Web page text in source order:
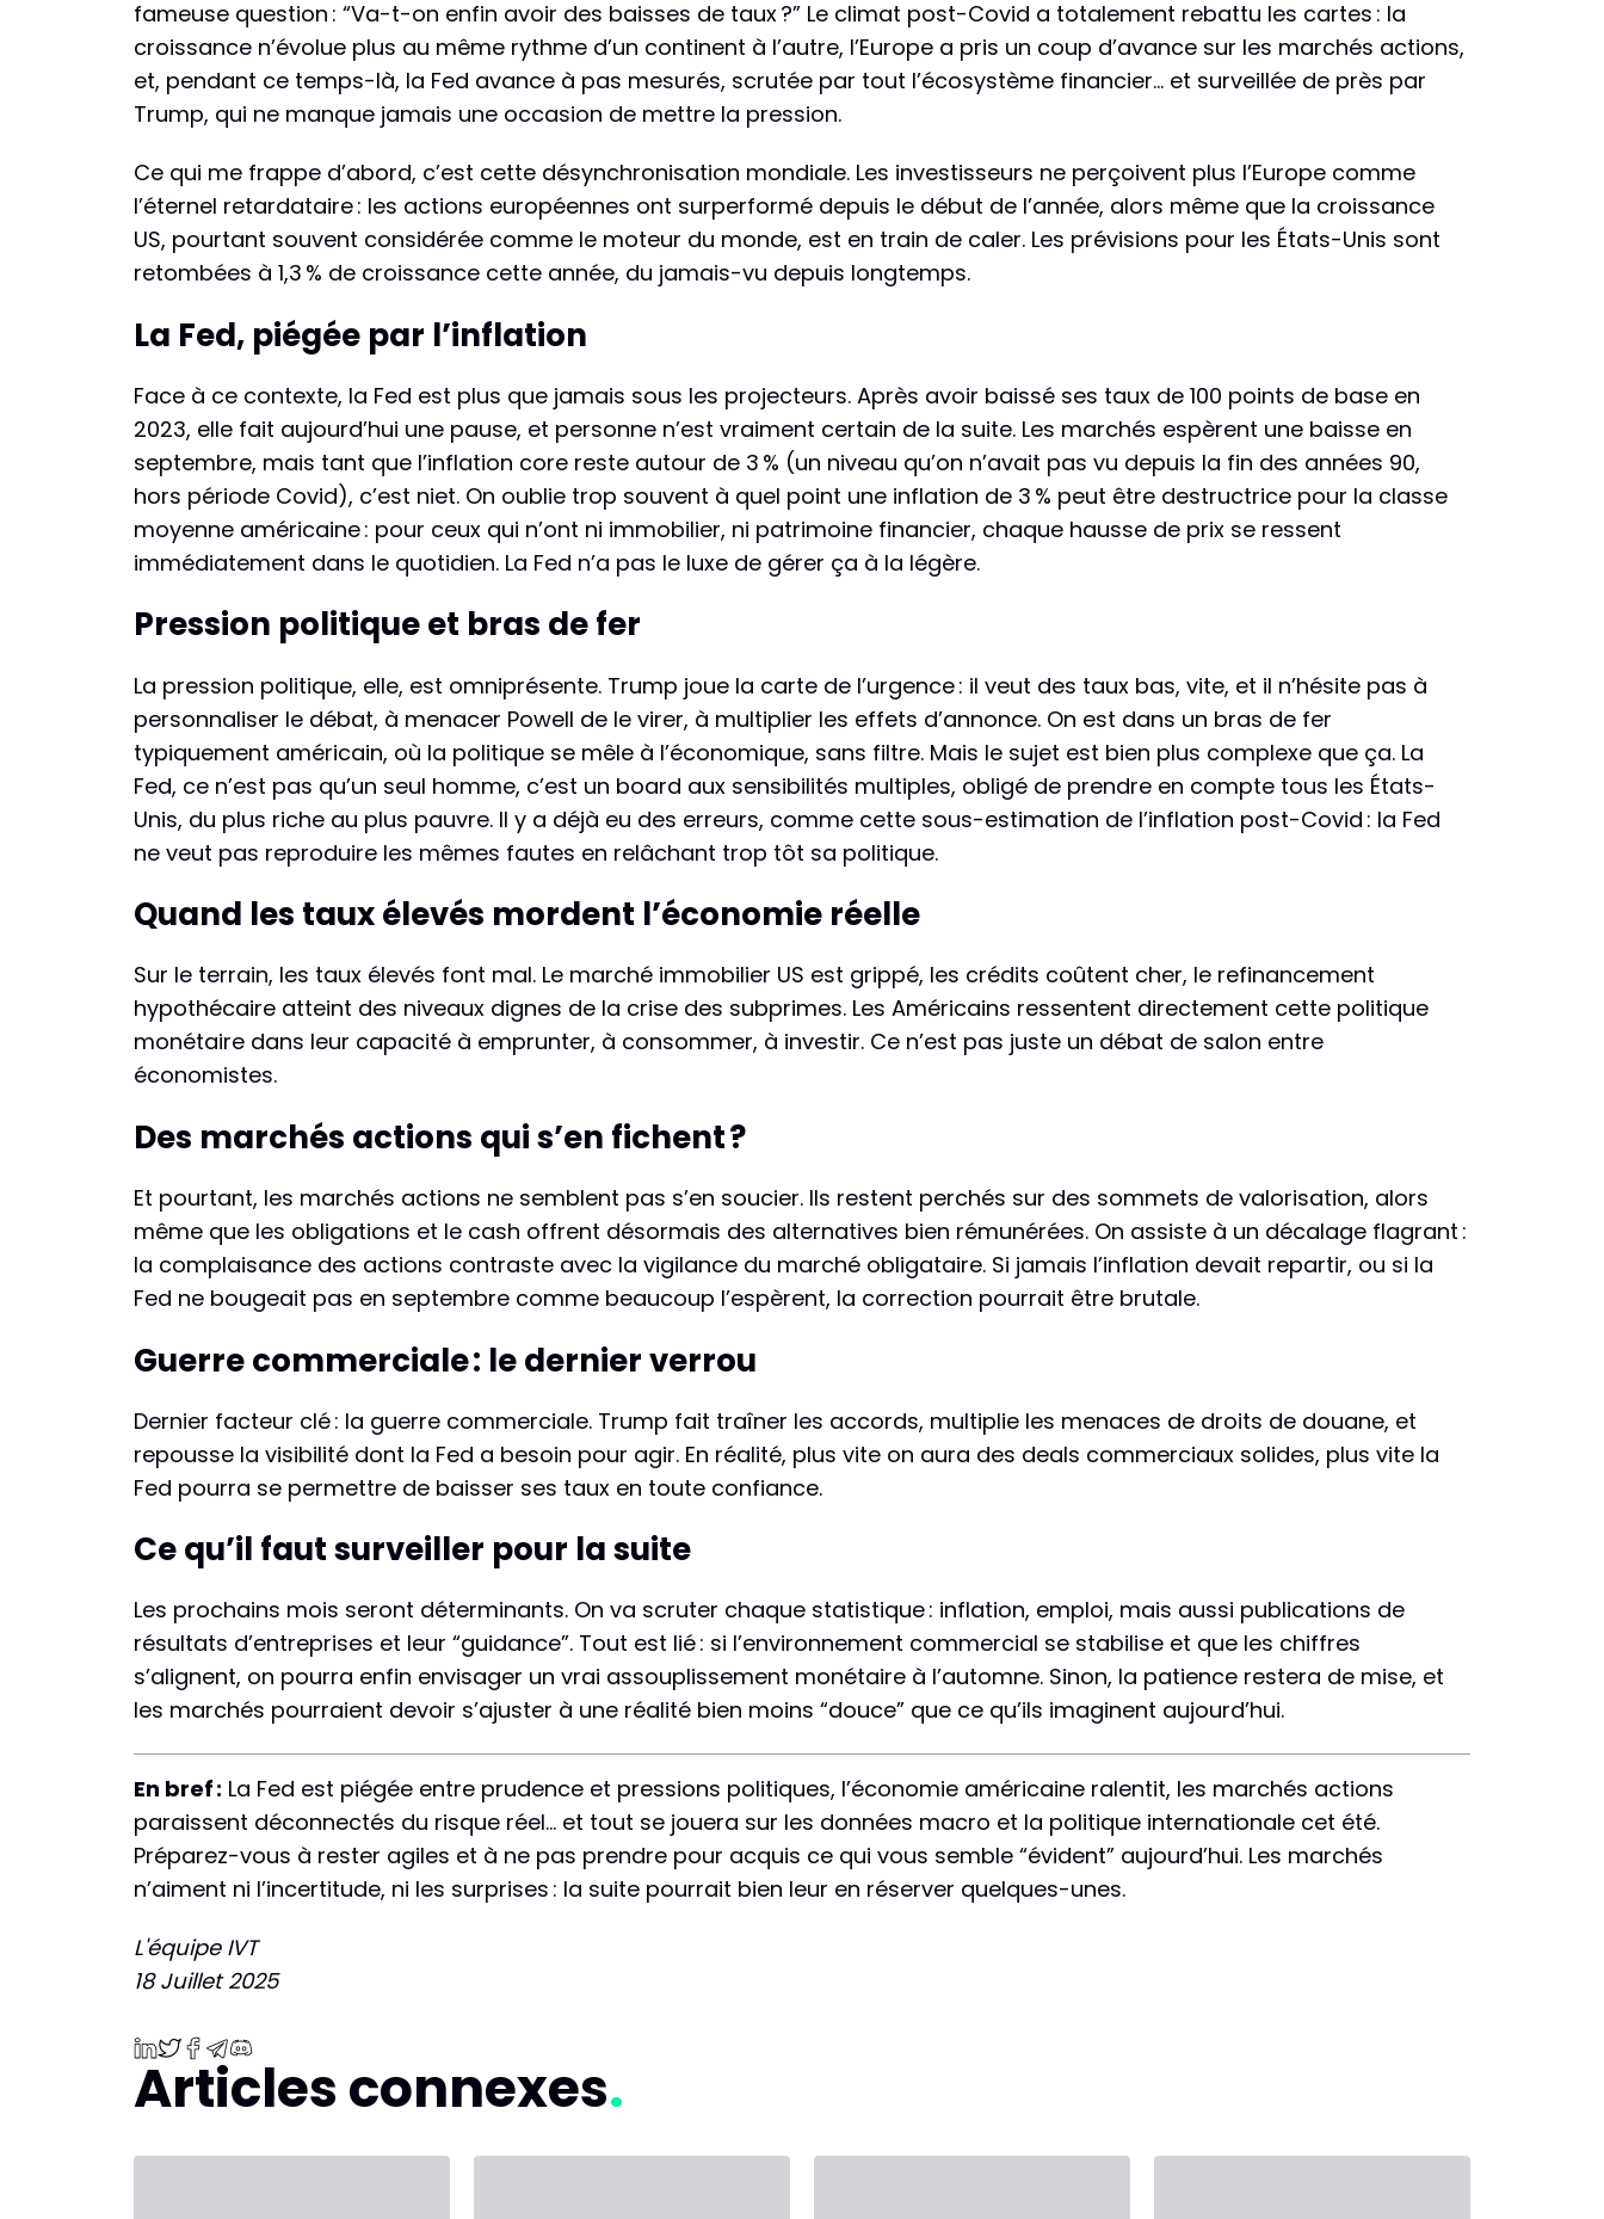
fameuse question : “Va-t-on enfin avoir des baisses de taux ?” Le climat post-Covid a totalement rebattu les cartes : la
croissance n’évolue plus au même rythme d’un continent à l’autre, l’Europe a pris un coup d’avance sur les marchés actions,
et, pendant ce temps-là, la Fed avance à pas mesurés, scrutée par tout l’écosystème financier… et surveillée de près par
Trump, qui ne manque jamais une occasion de mettre la pression.
Ce qui me frappe d’abord, c’est cette désynchronisation mondiale. Les investisseurs ne perçoivent plus l’Europe comme
l’éternel retardataire : les actions européennes ont surperformé depuis le début de l’année, alors même que la croissance
US, pourtant souvent considérée comme le moteur du monde, est en train de caler. Les prévisions pour les États-Unis sont
retombées à 1,3 % de croissance cette année, du jamais-vu depuis longtemps.
La Fed, piégée par l’inflation
Face à ce contexte, la Fed est plus que jamais sous les projecteurs. Après avoir baissé ses taux de 100 points de base en
2023, elle fait aujourd’hui une pause, et personne n’est vraiment certain de la suite. Les marchés espèrent une baisse en
septembre, mais tant que l’inflation core reste autour de 3 % (un niveau qu’on n’avait pas vu depuis la fin des années 90,
hors période Covid), c’est niet. On oublie trop souvent à quel point une inflation de 3 % peut être destructrice pour la classe
moyenne américaine : pour ceux qui n’ont ni immobilier, ni patrimoine financier, chaque hausse de prix se ressent
immédiatement dans le quotidien. La Fed n’a pas le luxe de gérer ça à la légère.
Pression politique et bras de fer
La pression politique, elle, est omniprésente. Trump joue la carte de l’urgence : il veut des taux bas, vite, et il n’hésite pas à
personnaliser le débat, à menacer Powell de le virer, à multiplier les effets d’annonce. On est dans un bras de fer
typiquement américain, où la politique se mêle à l’économique, sans filtre. Mais le sujet est bien plus complexe que ça. La
Fed, ce n’est pas qu’un seul homme, c’est un board aux sensibilités multiples, obligé de prendre en compte tous les États-
Unis, du plus riche au plus pauvre. Il y a déjà eu des erreurs, comme cette sous-estimation de l’inflation post-Covid : la Fed
ne veut pas reproduire les mêmes fautes en relâchant trop tôt sa politique.
Quand les taux élevés mordent l’économie réelle
Sur le terrain, les taux élevés font mal. Le marché immobilier US est grippé, les crédits coûtent cher, le refinancement
hypothécaire atteint des niveaux dignes de la crise des subprimes. Les Américains ressentent directement cette politique
monétaire dans leur capacité à emprunter, à consommer, à investir. Ce n’est pas juste un débat de salon entre
économistes.
Des marchés actions qui s’en fichent ?
Et pourtant, les marchés actions ne semblent pas s’en soucier. Ils restent perchés sur des sommets de valorisation, alors
même que les obligations et le cash offrent désormais des alternatives bien rémunérées. On assiste à un décalage flagrant :
la complaisance des actions contraste avec la vigilance du marché obligataire. Si jamais l’inflation devait repartir, ou si la
Fed ne bougeait pas en septembre comme beaucoup l’espèrent, la correction pourrait être brutale.
Guerre commerciale : le dernier verrou
Dernier facteur clé : la guerre commerciale. Trump fait traîner les accords, multiplie les menaces de droits de douane, et
repousse la visibilité dont la Fed a besoin pour agir. En réalité, plus vite on aura des deals commerciaux solides, plus vite la
Fed pourra se permettre de baisser ses taux en toute confiance.
Ce qu’il faut surveiller pour la suite
Les prochains mois seront déterminants. On va scruter chaque statistique : inflation, emploi, mais aussi publications de
résultats d’entreprises et leur “guidance”. Tout est lié : si l’environnement commercial se stabilise et que les chiffres
s’alignent, on pourra enfin envisager un vrai assouplissement monétaire à l’automne. Sinon, la patience restera de mise, et
les marchés pourraient devoir s’ajuster à une réalité bien moins “douce” que ce qu’ils imaginent aujourd’hui.
En bref : La Fed est piégée entre prudence et pressions politiques, l’économie américaine ralentit, les marchés actions
paraissent déconnectés du risque réel… et tout se jouera sur les données macro et la politique internationale cet été.
Préparez-vous à rester agiles et à ne pas prendre pour acquis ce qui vous semble “évident” aujourd’hui. Les marchés
n’aiment ni l’incertitude, ni les surprises : la suite pourrait bien leur en réserver quelques-unes.
L'équipe IVT
18 Juillet 2025
Articles connexes